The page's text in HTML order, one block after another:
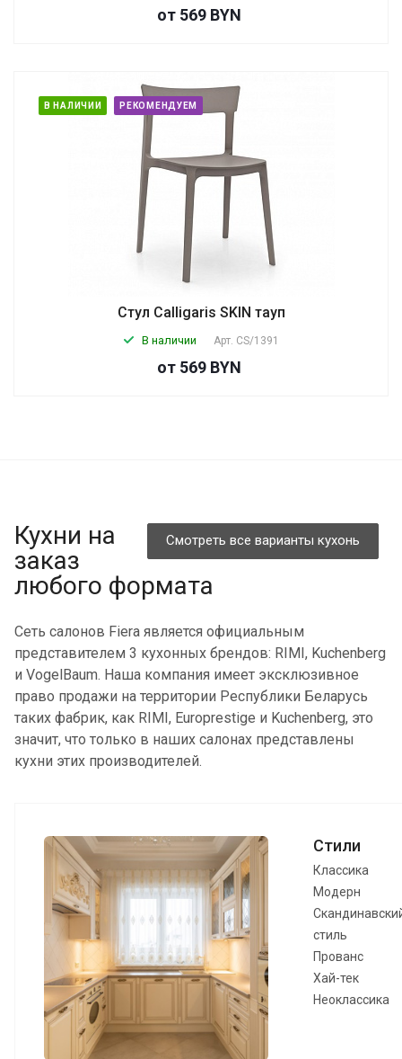
от 569 BYN
В НАЛИЧИИ РЕКОМЕНДУЕМ
Стул Calligaris SKIN тауп
В наличии Арт. CS/1391
от 569 BYN
Смотреть все варианты кухонь
Кухни на
заказ
любого формата
Сеть салонов Fiera является официальным
представителем 3 кухонных брендов: RIMI, Kuchenberg
и VogelBaum. Наша компания имеет эксклюзивное
право продажи на территории Республики Беларусь
таких фабрик, как RIMI, Europrestige и Kuchenberg, это
значит, что только в наших салонах представлены
кухни этих производителей.
Стили
Классика
Модерн
стиль
Прованс
Хай-тек
Неоклассика